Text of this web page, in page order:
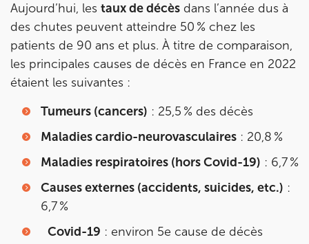
Aujourd’hui, les taux de décès dans l’année dus à
des chutes peuvent atteindre 50 % chez les
patients de 90 ans et plus. À titre de comparaison,
les principales causes de décès en France en 2022
étaient les suivantes :
Tumeurs (cancers) : 25,5 % des décès
Maladies cardio-neurovasculaires : 20,8 %
Maladies respiratoires (hors Covid-19) : 6,7 %
Causes externes (accidents, suicides, etc.) :
6,7 %
Covid-19 : environ 5e cause de décès
3 Av. André Morizet 92100 Boulogne-
Billancourt
3 Av. André Morizet 92100 Boulogne-Billancourt
01 48 25 34 79
Prenez RDV sur
Châtenay-Malabry